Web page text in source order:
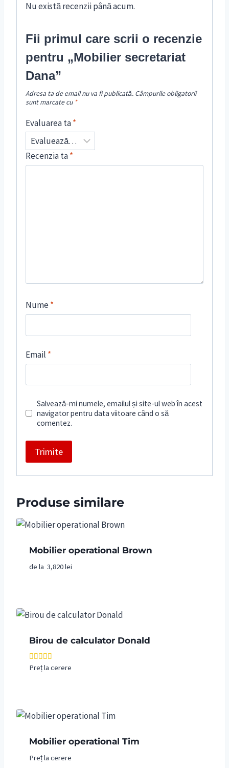
Nu există recenzii până acum.
Fii primul care scrii o recenzie
pentru „Mobilier secretariat
Dana”
Adresa ta de email nu va fi publicată. Câmpurile obligatorii
sunt marcate cu *
Evaluarea ta*
Recenzia ta*
Nume*
Email *
Salvează-mi numele, emailul și site-ul web în acest
navigator pentru data viitoare când o să
comentez.
Produse similare
Mobilier operational Brown
de la 3,820lei
Birou de calculator Donald
Evaluat la
Preț la cerere
Mobilier operational Tim
Preț la cerere